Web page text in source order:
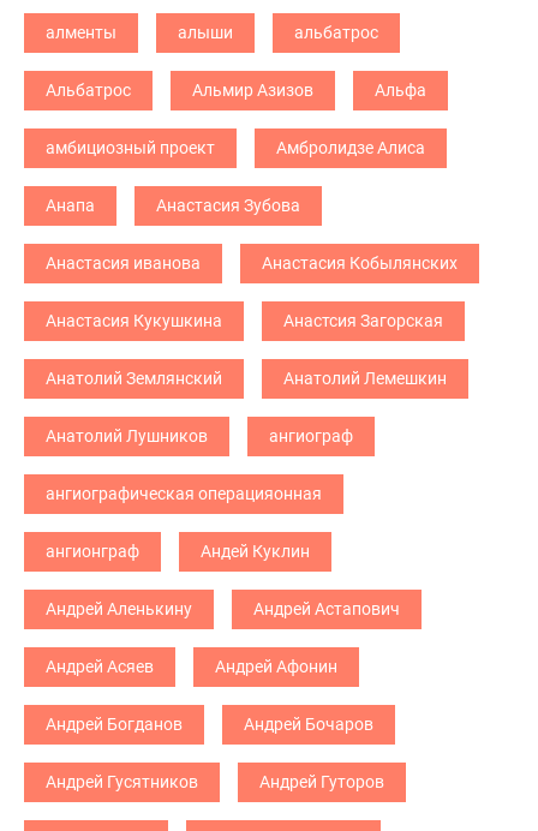
алменты алыши альбатрос
Альбатрос Альмир Азизов Альфа
амбициозный проект Амбролидзе Алиса
Анапа Анастасия Зубова
Анастасия иванова Анастасия Кобылянских
Анастасия Кукушкина Анастсия Загорская
Анатолий Землянский Анатолий Лемешкин
Анатолий Лушников ангиограф
ангиографическая операцияонная
ангионграф Андей Куклин
Андрей Аленькину Андрей Астапович
Андрей Асяев Андрей Афонин
Андрей Богданов Андрей Бочаров
Андрей Гусятников Андрей Гуторов